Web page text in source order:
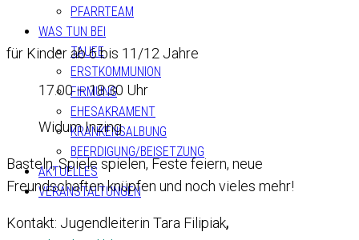
PFARRTEAM
WAS TUN BEI
TAUFE
ERSTKOMMUNION
FIRMUNG
EHESAKRAMENT
KRANKENSALBUNG
BEERDIGUNG/BEISETZUNG
AKTUELLES
VERANSTALTUNGEN
für Kinder ab 6 bis 11/12 Jahre
17.00 – 18.30 Uhr
Widum Inzing
Basteln, Spiele spielen, Feste feiern, neue
Freundschaften knüpfen und noch vieles mehr!
Kontakt: Jugendleiterin Tara Filipiak,